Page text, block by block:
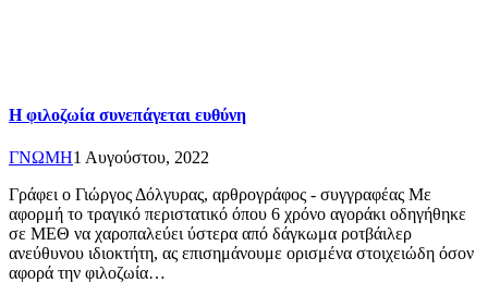
Η φιλοζωία συνεπάγεται ευθύνη
ΓΝΩΜΗ1 Αυγούστου, 2022
Γράφει ο Γιώργος Δόλγυρας, αρθρογράφος - συγγραφέας Με
αφορμή το τραγικό περιστατικό όπου 6 χρόνο αγοράκι οδηγήθηκε
σε ΜΕΘ να χαροπαλεύει ύστερα από δάγκωμα ροτβάιλερ
ανεύθυνου ιδιοκτήτη, ας επισημάνουμε ορισμένα στοιχειώδη όσον
αφορά την φιλοζωία…